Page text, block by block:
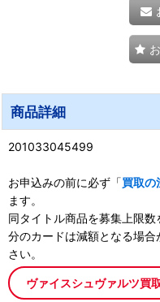
商品詳細
201033045499
お申込みの前に必ず「買取の
ます。
同タイトル商品を募集上限
分のカードは減額となる場
さい。
ヴァイスシュヴァルツ買